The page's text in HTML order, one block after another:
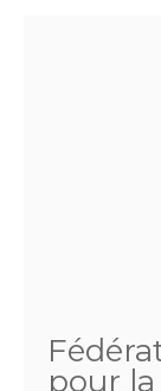
pour